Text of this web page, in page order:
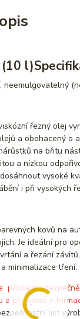
(10 l)
neemulgovatelný
řezný olej
a obohacený o
na břitu
a nízkou
vysoké
i při vysokých
kovů na
Je ideální pro
a řezání
minimalizace tření.
přípravky
a připojené
list